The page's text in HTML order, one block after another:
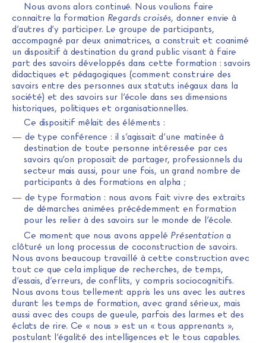
Nous avons alors continué. Nous voulions faire
connaitre la formation Regards croisés, donner envie à
d’autres d’y participer. Le groupe de participants,
accompagné par deux animatrices, a construit et coanimé
un dispositif à destination du grand public visant à faire
part des savoirs développés dans cette formation : savoirs
didactiques et pédagogiques (comment construire des
savoirs entre des personnes aux statuts inégaux dans la
société) et des savoirs sur l’école dans ses dimensions
historiques, politiques et organisationnelles.
Ce dispositif mêlait des éléments :
de type conférence : il s’agissait d’une matinée à
destination de toute personne intéressée par ces
savoirs qu’on proposait de partager, professionnels du
secteur mais aussi, pour une fois, un grand nombre de
participants à des formations en alpha ;
de type formation : nous avons fait vivre des extraits
de démarches animées précédemment en formation
pour les relier à des savoirs sur le monde de l’école.
Ce moment que nous avons appelé Présentationa
clôturé un long processus de coconstruction de savoirs.
Nous avons beaucoup travaillé à cette construction avec
tout ce que cela implique de recherches, de temps,
d’essais, d’erreurs, de conflits, y compris sociocognitifs.
Nous avons tous tellement appris les uns avec les autres
durant les temps de formation, avec grand sérieux, mais
aussi avec des coups de gueule, parfois des larmes et des
éclats de rire. Ce « nous » est un « tous apprenants »,
postulant l’égalité des intelligences et le tous capables.